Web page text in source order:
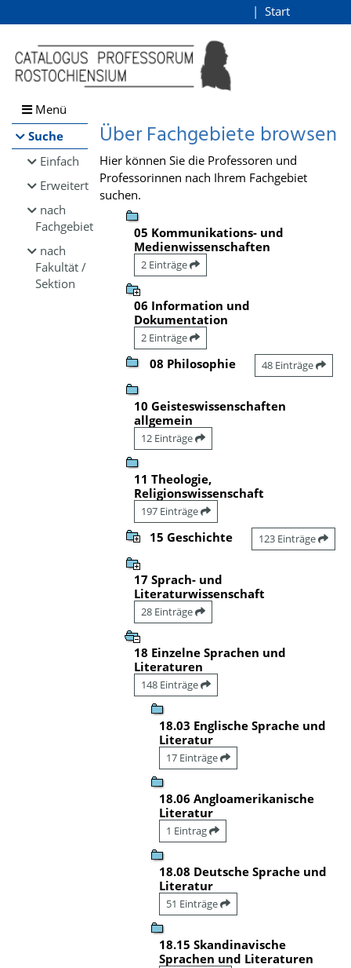
Browsen
direkt zum Inhalt
Start
Menü
Suche
Einfach
Erweitert
nach
Fachgebiet
nach
Fakultät /
Sektion
Über Fachgebiete browsen
Hier können Sie die Professoren und
Professorinnen nach Ihrem Fachgebiet
suchen.
05 Kommunikations- und
Medienwissenschaften
2 Einträge
06 Information und
Dokumentation
2 Einträge
08 Philosophie 48 Einträge
10 Geisteswissenschaften
allgemein
12 Einträge
11 Theologie,
Religionswissenschaft
197 Einträge
15 Geschichte 123 Einträge
17 Sprach- und
Literaturwissenschaft
28 Einträge
18 Einzelne Sprachen und
Literaturen
148 Einträge
18.03 Englische Sprache und
Literatur
17 Einträge
18.06 Angloamerikanische
Literatur
1 Eintrag
18.08 Deutsche Sprache und
Literatur
51 Einträge
18.15 Skandinavische
Sprachen und Literaturen